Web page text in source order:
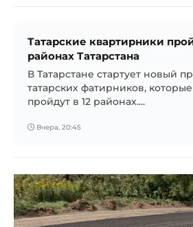
Татарские квартирники
районах Татарстана
В Татарстане стартует новый
татарских фатирников,
пройдут в 12 районах....
Вчера, 20:45